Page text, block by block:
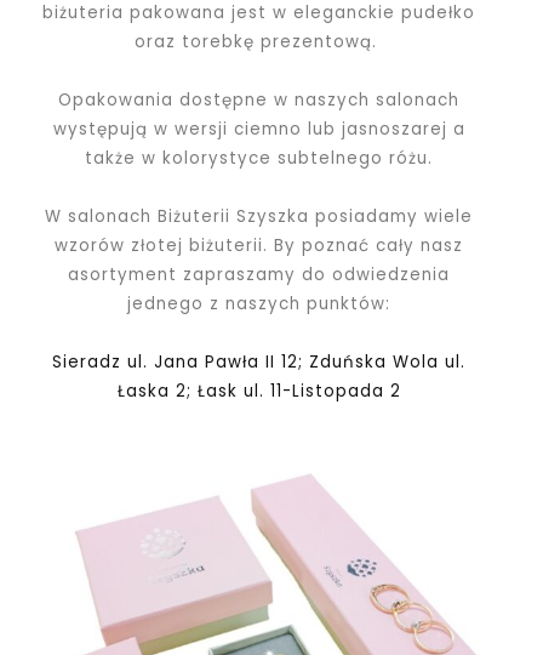
biżuteria pakowana jestw eleganckie pudełko
oraz torebkę prezentową.
Opakowania dostępne w naszych salonach
występują w wersji ciemno lub jasnoszarej a
także w kolorystyce subtelnego różu.
W salonach Biżuterii Szyszka posiadamy wiele
wzorów złotej biżuterii. By poznać cały nasz
asortyment zapraszamy do odwiedzenia
jednego z naszych punktów:
Sieradz ul. Jana Pawła II 12; Zduńska Wola ul.
Łaska 2; Łask ul. 11-Listopada 2